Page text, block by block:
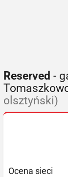
Reserved -
olsztyński)
Ocena sieci